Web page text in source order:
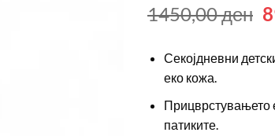
1450,00ден
Секојдневни
еко кожа.
Прицврстувањето
патиките.